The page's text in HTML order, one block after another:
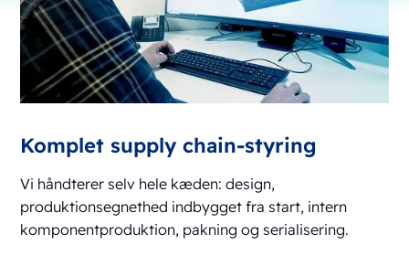
Komplet supply chain-styring
Vi håndterer selv hele kæden: design,
produktionsegnethed indbygget fra start, intern
komponentproduktion, pakning og serialisering.